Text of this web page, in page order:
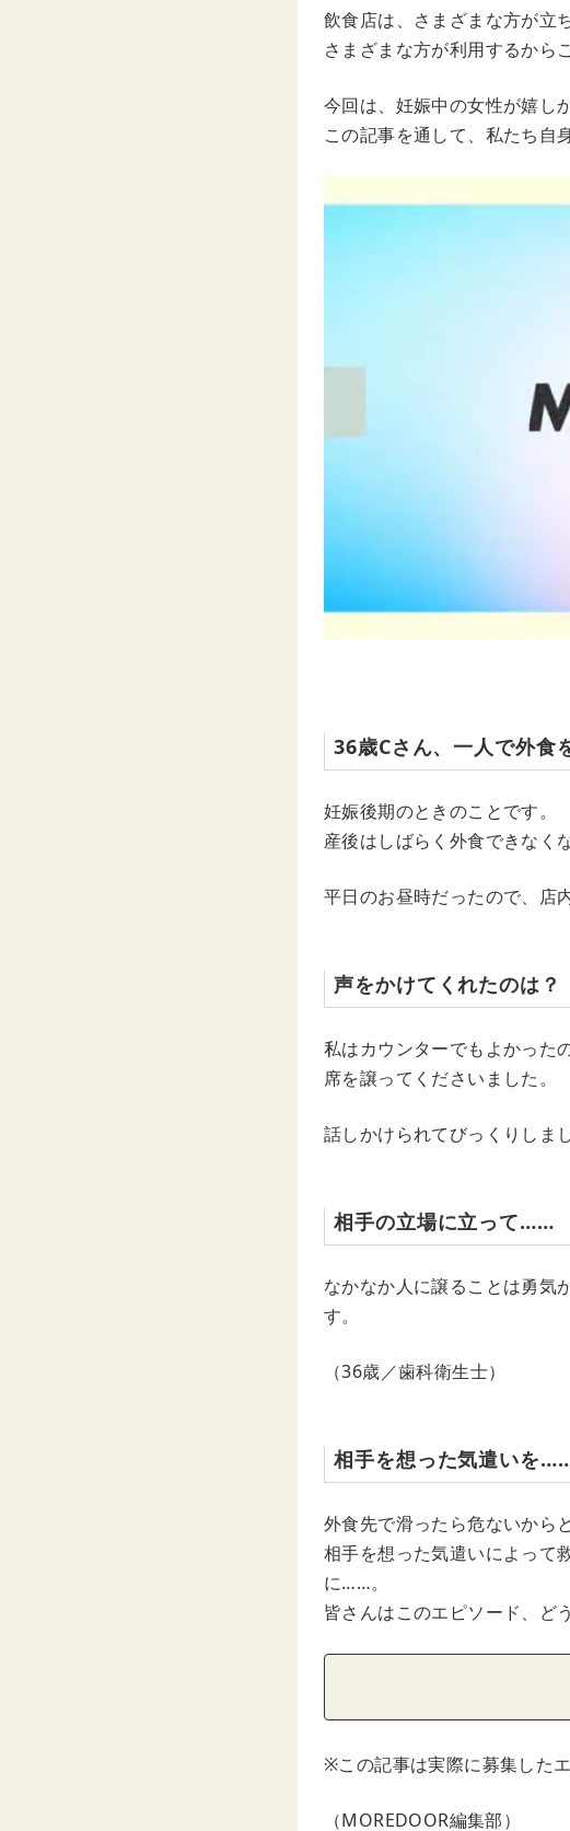
飲食店は、さまざまな方が立
さまざまな方が利用するから
今回は、妊娠中の女性が嬉し
この記事を通して、私たち自
36歳Cさん、一人で外
妊娠後期のときのことです。
産後はしばらく外食できなく
平日のお昼時だったので、店
声をかけてくれたのは？
私はカウンターでもよかった
席を譲ってくださいました。
話しかけられてびっくりしま
相手の立場に立って……
なかなか人に譲ることは勇気
す。
（36歳／歯科衛生士）
相手を想った気遣いを
外食先で滑ったら危ないから
相手を想った気遣いによって
に……。
皆さんはこのエピソード、ど
※この記事は実際に募集した
（MOREDOOR編集部）